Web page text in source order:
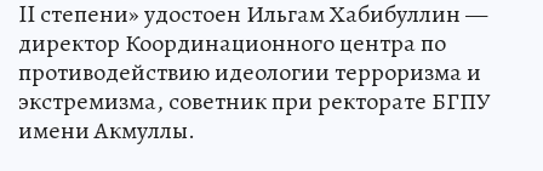
II степени» удостоен Ильгам Хабибуллин —
директор Координационного центра по
противодействию идеологии терроризма и
экстремизма, советник при ректорате БГПУ
имени Акмуллы.